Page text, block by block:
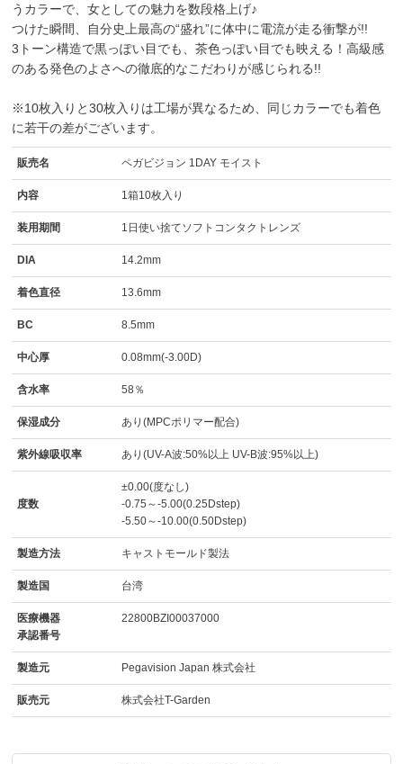
うカラーで、女としての魅力を数段格上げ♪
つけた瞬間、自分史上最高の“盛れ”に体中に電流が走る衝撃が!!
3トーン構造で黒っぽい目でも、茶色っぽい目でも映える！高級感
のある発色のよさへの徹底的なこだわりが感じられる!!
※10枚入りと30枚入りは工場が異なるため、同じカラーでも着色
に若干の差がございます。
販売名 ペガビジョン 1DAY モイスト
内容 1箱10枚入り
装用期間 1日使い捨てソフトコンタクトレンズ
DIA 14.2mm
着色直径 13.6mm
BC 8.5mm
中心厚 0.08mm(-3.00D)
含水率 58％
保湿成分 あり(MPCポリマー配合)
紫外線吸収率 あり(UV-A波:50%以上 UV-B波:95%以上)
度数
±0.00(度なし)
-0.75～-5.00(0.25Dstep)
-5.50～-10.00(0.50Dstep)
製造方法 キャストモールド製法
製造国 台湾
医療機器
承認番号
22800BZI00037000
製造元 Pegavision Japan 株式会社
販売元 株式会社T-Garden